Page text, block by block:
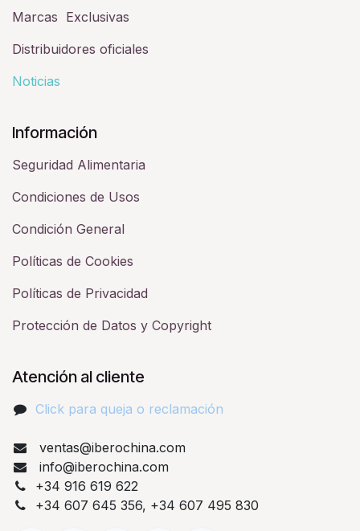
Marcas Exclusivas
Distribuidores oficiales
Noticias
Información
Seguridad Alimentaria
Condiciones de Usos
Condición General
Políticas de Cookies
Políticas de Privacidad
Protección de Datos y Copyright
Atención al cliente
Click para queja o reclamación​
ventas@iberochina.com
info@iberochina.com
+34 916 619 622
+34 607 645 356, +34 607 495 830